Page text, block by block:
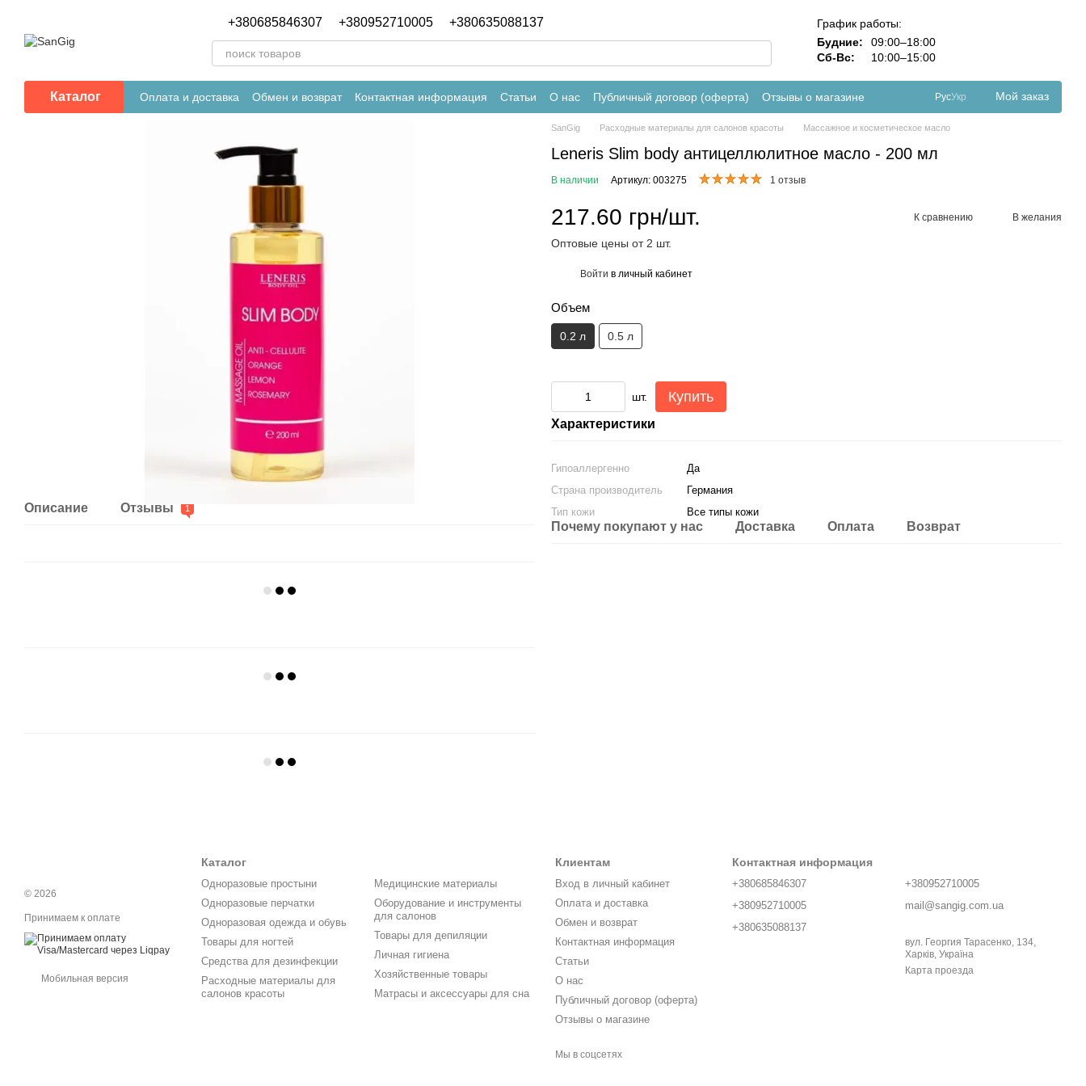
+380685846307 +380952710005 +380635088137
График работы:
Будние:
09:00–18:00
Сб-Вс:
10:00–15:00
Каталог Оплата и доставка Обмен и возврат Контактная информация Статьи О нас Публичный договор (оферта) Отзывы о магазине РусУкр Мой заказ
Описание Отзывы 1
SanGig Расходные материалы для салонов красоты Массажное и косметическое масло
Leneris Slim body антицеллюлитное масло - 200 мл
В наличии Артикул: 003275 1 отзыв
217.60 грн/шт. К сравнению В желания
Оптовые цены от 2 шт.
Войти в личный кабинет
Объем
0.2 л 0.5 л
шт. Купить
Характеристики
Гипоаллергенно
Да
Страна производитель
Германия
Тип кожи
Все типы кожи
Почему покупают у нас Доставка Оплата Возврат
© 2026
Принимаем к оплате
Мобильная версия
Каталог
Одноразовые простыни
Одноразовые перчатки
Одноразовая одежда и обувь
Товары для ногтей
Средства для дезинфекции
Расходные материалы для
салонов красоты
Медицинские материалы
Оборудование и инструменты
для салонов
Товары для депиляции
Личная гигиена
Хозяйственные товары
Матрасы и аксессуары для сна
Клиентам
Вход в личный кабинет
Оплата и доставка
Обмен и возврат
Контактная информация
Статьи
О нас
Публичный договор (оферта)
Отзывы о магазине
Мы в соцсетях
Контактная информация
+380685846307
+380952710005
+380635088137
+380952710005
mail@sangig.com.ua
вул. Георгия Тарасенко, 134,
Харків, Україна
Карта проезда